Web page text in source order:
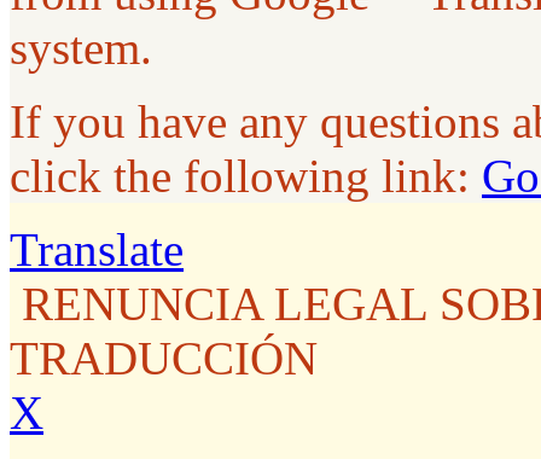
system.
If you have any questions
click the following link:
Translate
RENUNCIA LEGAL
TRADUCCIÓN
X